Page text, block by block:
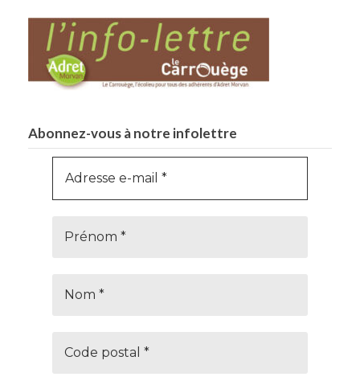
Abonnez-vous à notre infolettre